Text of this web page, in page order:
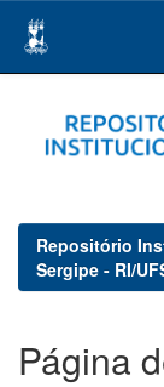
navigation
Repositório
Sergipe - RI/
Página